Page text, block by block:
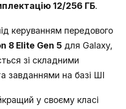
12/256 ГБ.
керуванням передового
8 Elite Gen 5 для Galaxy,
зі складними
завданнями на базі ШІ
у своєму класі